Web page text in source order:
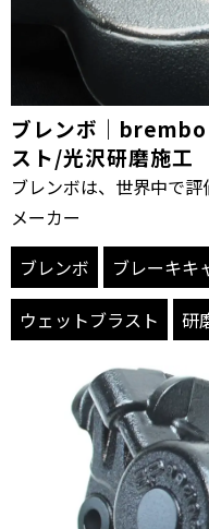
ブレンボ｜brembo
スト/光沢研磨施工
ブレンボは、世界中で
メーカー
ブレンボ
ブレーキキ
ウェットブラスト
研